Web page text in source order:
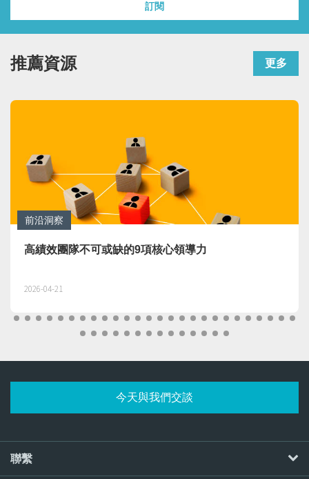
訂閱
推薦資源 更多
前沿洞察
高績效團隊不可或缺的9項核心領導力
2026-04-21
今天與我們交談
聯繫